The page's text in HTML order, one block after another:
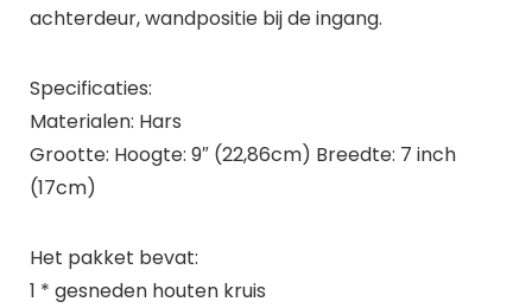
achterdeur, wandpositie bij de ingang.
Specificaties:
Materialen: Hars
Grootte: Hoogte: 9″ (22,86cm) Breedte: 7 inch
(17cm)
Het pakket bevat:
1 * gesneden houten kruis